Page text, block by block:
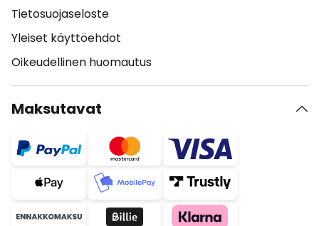
Tietosuojaseloste
Yleiset käyttöehdot
Oikeudellinen huomautus
Maksutavat